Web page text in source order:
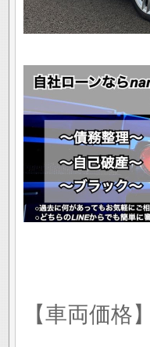
【車両価格